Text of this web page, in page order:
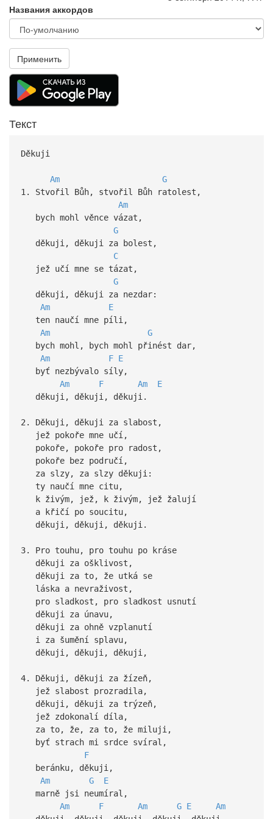
Названия аккордов
Применить
Текст
Děkuji
Am
G
1. Stvořil Bůh, stvořil Bůh ratolest,
Am
bych mohl věnce vázat,
G
děkuji, děkuji za bolest,
C
jež učí mne se tázat,
G
děkuji, děkuji za nezdar:
Am
E
ten naučí mne píli,
Am
G
bych mohl, bych mohl přinést dar,
Am
F E
byť nezbývalo síly,
Am
F Am
E
děkuji, děkuji, děkuji.
2. Děkuji, děkuji za slabost,
jež pokoře mne učí,
pokoře, pokoře pro radost,
pokoře bez područí,
za slzy, za slzy děkuji:
ty naučí mne citu,
k živým, jež, k živým, jež žalují
a křičí po soucitu,
děkuji, děkuji, děkuji.
3. Pro touhu, pro touhu po kráse
děkuji za ošklivost,
děkuji za to, že utká se
láska a nevraživost,
pro sladkost, pro sladkost usnutí
děkuji za únavu,
děkuji za ohně vzplanutí
i za šumění splavu,
děkuji, děkuji, děkuji,
4. Děkuji, děkuji za žízeň,
jež slabost prozradila,
děkuji, děkuji za trýzeň,
jež zdokonalí díla,
za to, že, za to, že miluji,
byť strach mi srdce svíral,
F
beránku, děkuji,
Am
G
E
marně jsi neumíral,
Am
F Am G E
Am